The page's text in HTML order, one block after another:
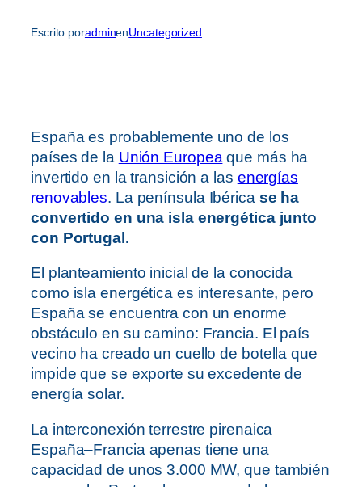
Escrito poradminenUncategorized
España es probablemente uno de los
países de la Unión Europea que más ha
invertido en la transición a las energías
renovables. La península Ibérica se ha
convertido en una isla energética junto
con Portugal.
El planteamiento inicial de la conocida
como isla energética es interesante, pero
España se encuentra con un enorme
obstáculo en su camino: Francia. El país
vecino ha creado un cuello de botella que
impide que se exporte su excedente de
energía solar.
La interconexión terrestre pirenaica
España–Francia apenas tiene una
capacidad de unos 3.000 MW, que también